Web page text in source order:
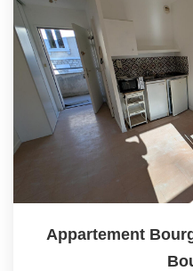
Appartement